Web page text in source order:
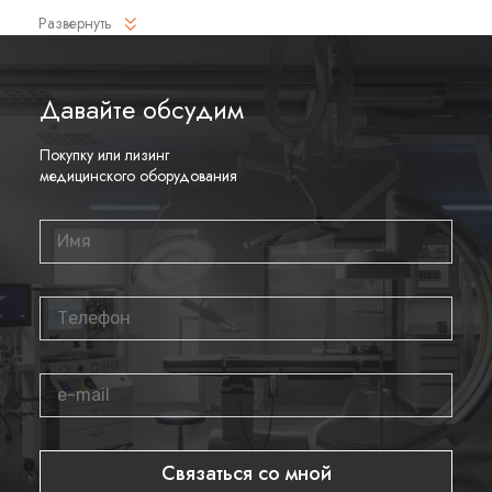
всех режимах работы
Функция eTouch для интуитивного управления жестами
Встроенное обучающее ПО eLearn для быстрого
освоения системы
Эргономичный дизайн
Комфортное рабочее место:
21,5-дюймовый медицинский LCD-монитор с широкими
углами обзора
14-дюймовый сенсорный экран с высокой
чувствительностью
Три порта для подключения датчиков
Регулируемая по высоте панель управления
Развернуть
Давайте обсудим
Покупку или лизинг
медицинского оборудования
Связаться со мной